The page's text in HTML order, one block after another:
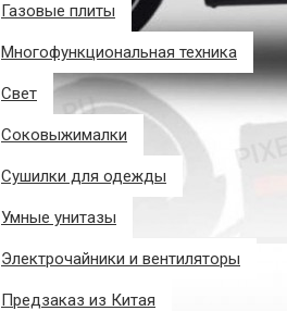
Газовые плиты
Многофункциональная техника
Свет
Соковыжималки
Сушилки для одежды
Умные унитазы
Электрочайники и вентиляторы
Предзаказ из Китая